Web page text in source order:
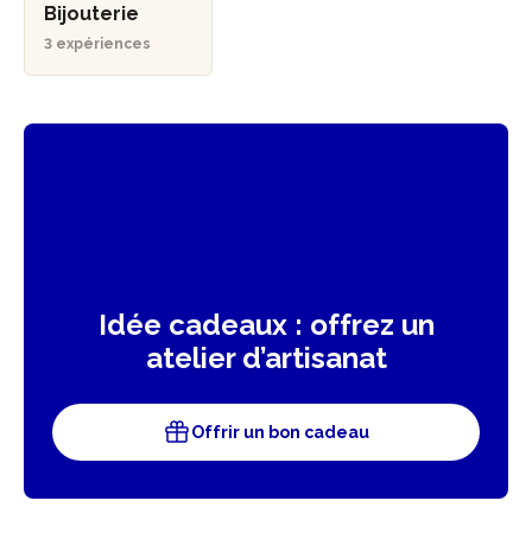
Bijouterie
3 expériences
Idée cadeaux : offrez un
atelier d’artisanat
Offrir un bon cadeau